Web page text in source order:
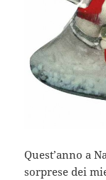
Quest’anno a
sorprese dei